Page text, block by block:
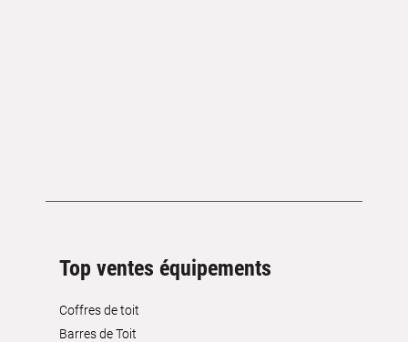
Top ventes équipements
Coffres de toit
Barres de Toit